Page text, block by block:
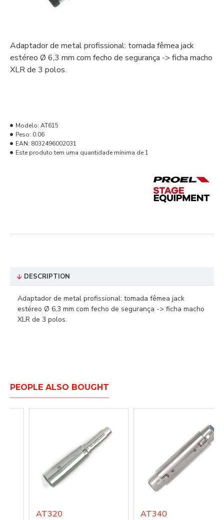
Adaptador de metal profissional: tomada fêmea jack
estéreo Ø 6,3 mm com fecho de segurança -> ficha macho
XLR de 3 polos.
Modelo: AT615
Peso: 0.06
EAN: 8032496002031
Este produto tem uma quantidade mínima de 1
DESCRIPTION
Adaptador de metal profissional: tomada fêmea jack
estéreo Ø 6,3 mm com fecho de segurança -> ficha macho
XLR de 3 polos.
PEOPLE ALSO BOUGHT
AT320 AT340